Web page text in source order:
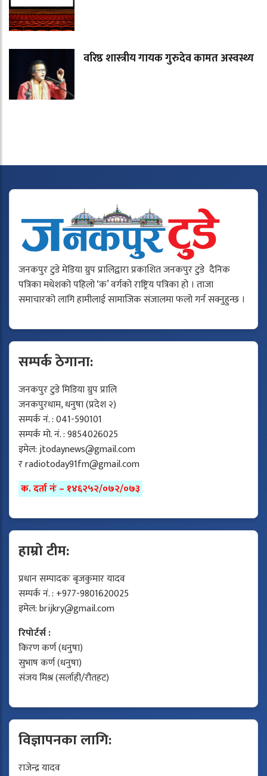
वरिष्ठ शास्त्रीय गायक गुरुदेव कामत अस्वस्थ्य
जनकपुर टुडे मेडिया ग्रुप प्रालिद्वारा प्रकाशित जनकपुर टुडे दैनिक
पत्रिका मधेशको पहिलो ‘क’ वर्गको राष्ट्रिय पत्रिका हो । ताजा
समाचारको लागि हामीलाई सामाजिक संजालमा फलो गर्न सक्नुहुन्छ ।
सम्पर्क ठेगाना:
जनकपुर टुडे मिडिया ग्रुप प्रालि
जनकपुरधाम, धनुषा (प्रदेश २)
सम्पर्क नं. : 041-590101
सम्पर्क मो. नं. : 9854026025
इमेल:jtodaynews@gmail.com
रradiotoday91fm@gmail.com
क. दर्ता नंः – १४६२५२/०७२/०७३
हाम्रो टीम:
प्रधान सम्पादकः बृजकुमार यादव
सम्पर्क नं. : +977-9801620025
इमेल:brijkry@gmail.com
रिपोर्टर्स :
किरण कर्ण (धनुषा)
सुभाष कर्ण (धनुषा)
संजय मिश्र (सर्लाही/रौतहट)
विज्ञापनका लागि:
राजेन्द्र यादव